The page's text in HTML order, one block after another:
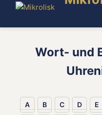
Wort- und
A B C D E